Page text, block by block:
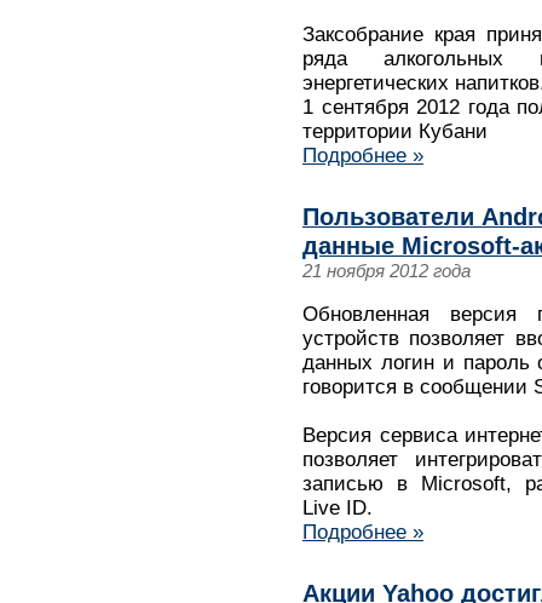
Заксобрание края
ряда
энергетических
1 сентября 2012 года
территории Кубани
Подробнее »
Пользователи
данные Microsoft-
21 ноября 2012 года
Обновленная версия
устройств позволяет
данных логин и пароль
говорится в сообщении
Версия сервиса
позволяет
записью в Microsoft,
Live ID.
Подробнее »
Акции Yahoo